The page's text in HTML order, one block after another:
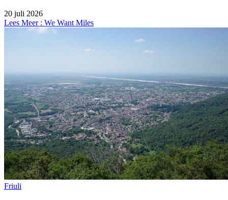
20 juli 2026
Lees Meer : We Want Miles
Friuli